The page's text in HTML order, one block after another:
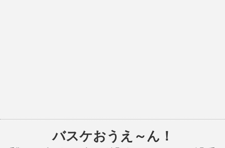
バスケおうえ～ん！